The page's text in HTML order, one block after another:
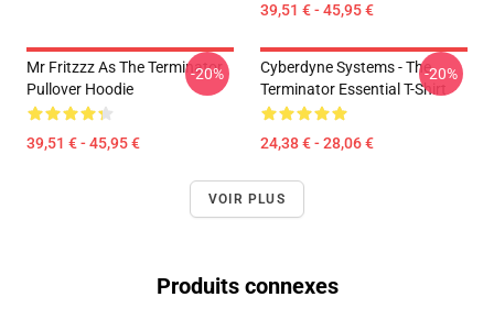
39,51 € - 45,95 €
Mr Fritzzz As The Terminator
Pullover Hoodie
39,51 € - 45,95 €
-20%
Cyberdyne Systems - The
Terminator Essential T-Shirt
24,38 € - 28,06 €
-20%
VOIR PLUS
Produits connexes